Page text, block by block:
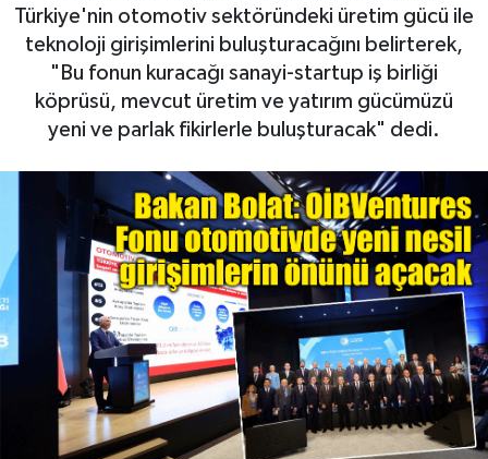
Türkiye'nin otomotiv sektöründeki üretim gücü ile
teknoloji girişimlerini buluşturacağını belirterek,
"Bu fonun kuracağı sanayi-startup iş birliği
köprüsü, mevcut üretim ve yatırım gücümüzü
yeni ve parlak fikirlerle buluşturacak" dedi.
Asayiş
Magazin
Gayrimenkul
Eğitim